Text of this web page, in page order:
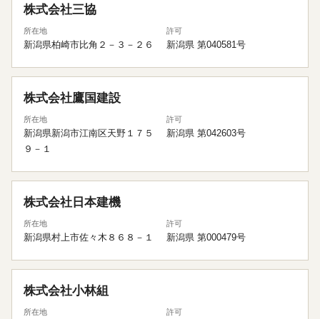
株式会社三協
所在地
新潟県柏崎市比角２－３－２６
許可
新潟県 第040581号
株式会社鷹国建設
所在地
新潟県新潟市江南区天野１７５
９－１
許可
新潟県 第042603号
株式会社日本建機
所在地
新潟県村上市佐々木８６８－１
許可
新潟県 第000479号
株式会社小林組
所在地 許可